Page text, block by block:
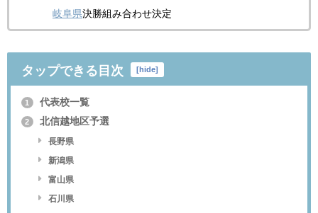
岐阜県決勝組み合わせ決定
タップできる目次 [hide]
1 代表校一覧
2 北信越地区予選
長野県
新潟県
富山県
石川県